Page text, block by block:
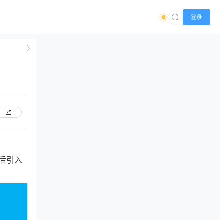
登录
引入